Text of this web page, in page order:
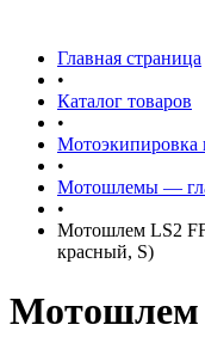
Главная страница
•
Каталог товаров
•
Мотоэкипировка
•
Мотошлемы —
•
Мотошлем LS2
красный, S)
Мотошлем